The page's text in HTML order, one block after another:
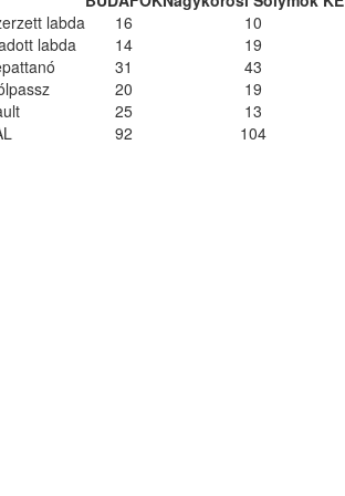
labda
16
10
labda
14
19
31
43
20
19
25
13
92 104